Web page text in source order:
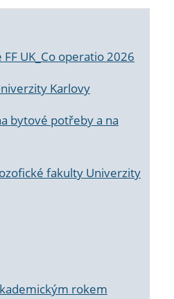
UK_Co operatio 2026
Karlovy
bytové potřeby a na
fakulty Univerzity
rokem